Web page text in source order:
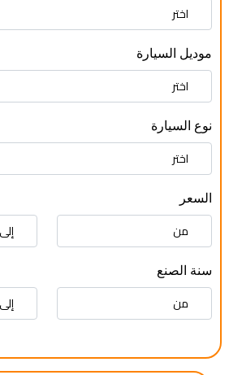
موديل السيارة
نوع السيارة
السعر
سنة الصنع